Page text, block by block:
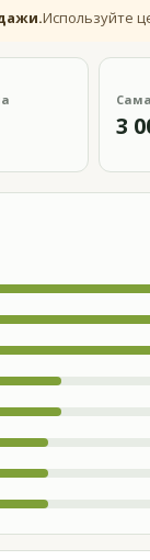
Используйте
3